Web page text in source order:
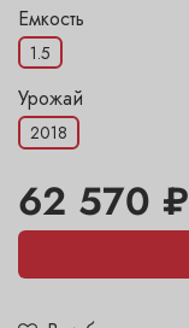
Емкость
1.5
Урожай
2018
62 570 ₽